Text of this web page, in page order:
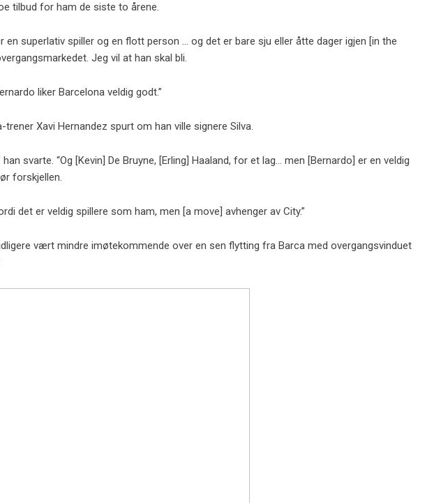
tilbud for ham de siste to årene.
en superlativ spiller og en flott person … og det er bare sju eller åtte dager igjen [in the
Jeg vil at han skal bli.
liker Barcelona veldig godt.”
trener Xavi Hernandez spurt om han ville signere Silva.
han svarte. “Og [Kevin] De Bruyne, [Erling] Haaland, for et lag… men [Bernardo] er en veldig
forskjellen.
det er veldig spillere som ham, men [a move] avhenger av City.”
vært mindre imøtekommende over en sen flytting fra Barca med overgangsvinduet